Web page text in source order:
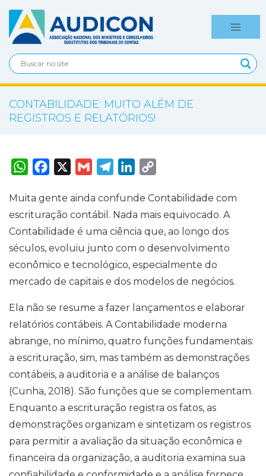
CONTABILIDADE: MUITO ALÉM DE
REGISTROS E RELATÓRIOS!
W
h
s
A
p
p
F
a
b
o
o
k
X
G
m
l
T
e
e
g
r
a
m
L
k
e
d
I
n
L
i
n
k
Muita gente ainda confunde Contabilidade com
escrituração contábil. Nada mais equivocado. A
Contabilidade é uma ciência que, ao longo dos
séculos, evoluiu junto com o desenvolvimento
econômico e tecnológico, especialmente do
mercado de capitais e dos modelos de negócios.
Ela não se resume a fazer lançamentos e elaborar
relatórios contábeis. A Contabilidade moderna
abrange, no mínimo, quatro funções fundamentais:
a escrituração, sim, mas também as demonstrações
contábeis, a auditoria e a análise de balanços
(Cunha, 2018). São funções que se complementam.
Enquanto a escrituração registra os fatos, as
demonstrações organizam e sintetizam os registros
para permitir a avaliação da situação econômica e
financeira da organização, a auditoria examina sua